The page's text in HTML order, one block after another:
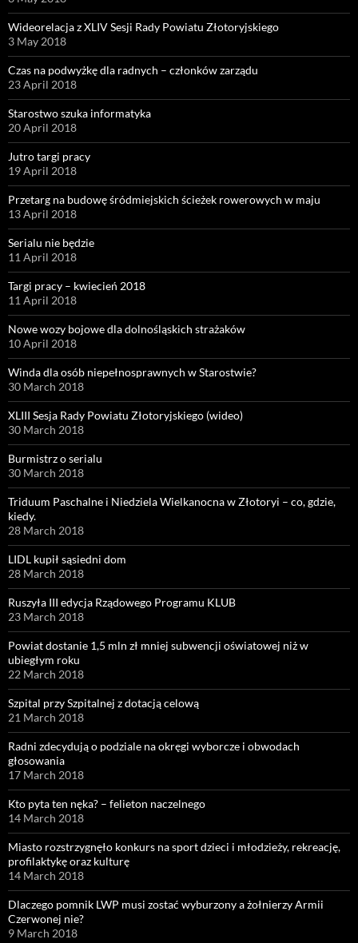
Wideorelacja z XLIV Sesji Rady Powiatu Złotoryjskiego
3 May 2018
Czas na podwyżkę dla radnych – członków zarządu
23 April 2018
Starostwo szuka informatyka
20 April 2018
Jutro targi pracy
19 April 2018
Przetarg na budowę śródmiejskich ścieżek rowerowych w maju
13 April 2018
Serialu nie będzie
11 April 2018
Targi pracy – kwiecień 2018
11 April 2018
Nowe wozy bojowe dla dolnośląskich strażaków
10 April 2018
Winda dla osób niepełnosprawnych w Starostwie?
30 March 2018
XLIII Sesja Rady Powiatu Złotoryjskiego (wideo)
30 March 2018
Burmistrz o serialu
30 March 2018
Triduum Paschalne i Niedziela Wielkanocna w Złotoryi – co, gdzie,
kiedy.
28 March 2018
LIDL kupił sąsiedni dom
28 March 2018
Ruszyła III edycja Rządowego Programu KLUB
23 March 2018
Powiat dostanie 1,5 mln zł mniej subwencji oświatowej niż w
ubiegłym roku
22 March 2018
Szpital przy Szpitalnej z dotacją celową
21 March 2018
Radni zdecydują o podziale na okręgi wyborcze i obwodach
głosowania
17 March 2018
Kto pyta ten nęka? – felieton naczelnego
14 March 2018
Miasto rozstrzygnęło konkurs na sport dzieci i młodzieży, rekreację,
profilaktykę oraz kulturę
14 March 2018
Dlaczego pomnik LWP musi zostać wyburzony a żołnierzy Armii
Czerwonej nie?
9 March 2018